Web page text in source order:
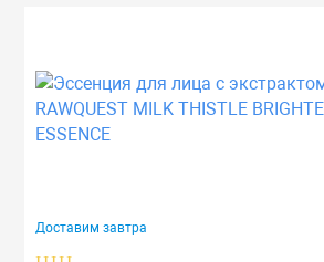
Доставим завтра